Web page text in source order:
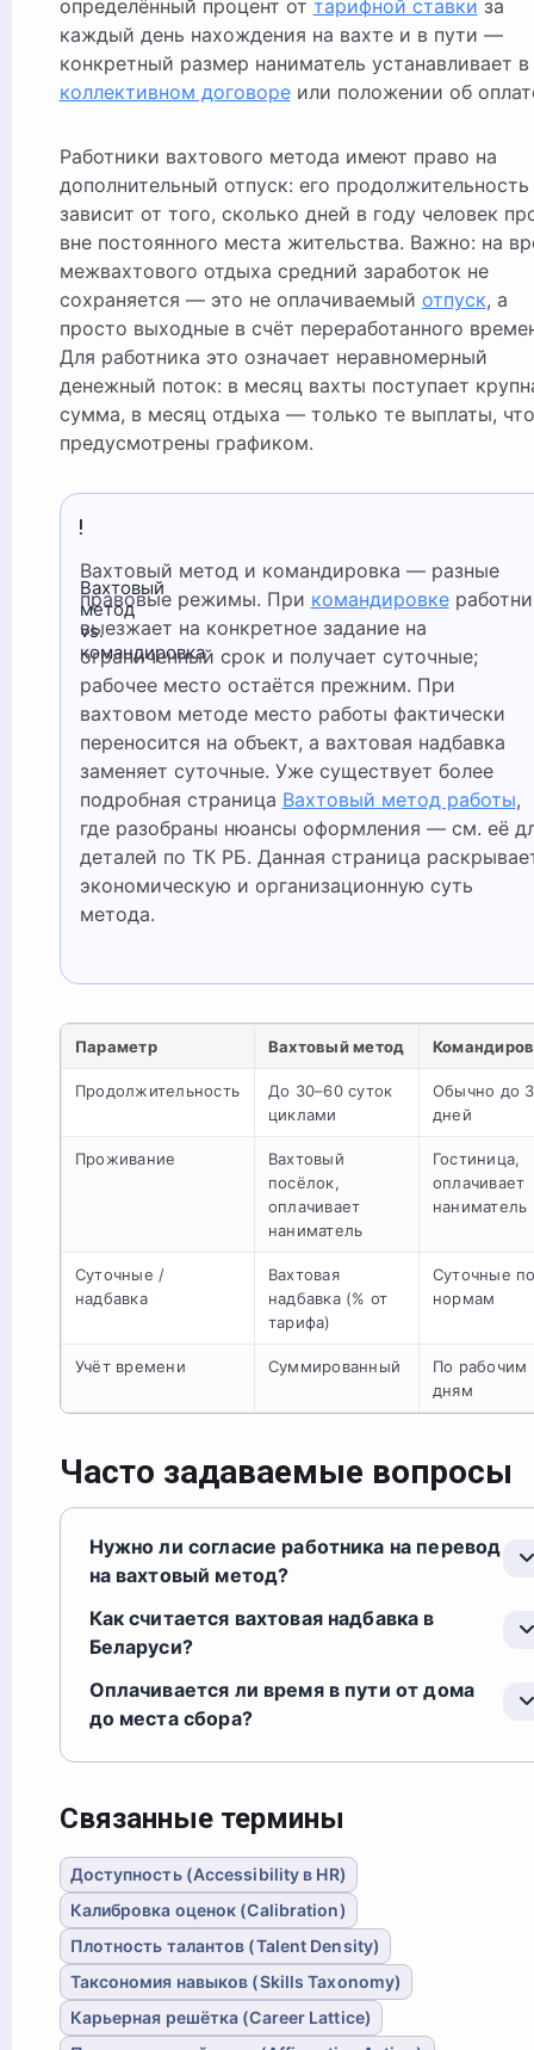
определённый процент от тарифной ставки за
каждый день нахождения на вахте и в пути —
конкретный размер наниматель устанавливает в
коллективном договореили положении об
Работники вахтового метода имеют право на
дополнительный отпуск: его продолжительность
зависит от того, сколько дней в году человек
вне постоянного места жительства. Важно: на
межвахтового отдыха средний заработок не
сохраняется — это не оплачиваемый отпуск, а
просто выходные в счёт переработанного
Для работника это означает неравномерный
денежный поток: в месяц вахты поступает
сумма, в месяц отдыха — только те выплаты, что
предусмотрены графиком.
Вахтовый
метод
vs.
командировка
Вахтовый метод и командировка — разные
правовые режимы. При командировке
выезжает на конкретное задание на
ограниченный срок и получает суточные;
рабочее место остаётся прежним. При
вахтовом методе место работы фактически
переносится на объект, а вахтовая надбавка
заменяет суточные. Уже существует более
подробная страница Вахтовый метод работы,
где разобраны нюансы оформления — см. её
деталей по ТК РБ. Данная страница
экономическую и организационную суть
метода.
Параметр Вахтовый метод
Продолжительность
До 30–60 суток
циклами
Обычно до
дней
Проживание
Вахтовый
посёлок,
оплачивает
наниматель
Гостиница,
оплачивает
наниматель
Суточные /
надбавка
Вахтовая
надбавка (% от
тарифа)
Суточные
нормам
Учёт времени Суммированный
По рабочим
дням
Часто задаваемые вопросы
Нужно ли согласие работника на перевод
на вахтовый метод?
Как считается вахтовая надбавка в
Беларуси?
Оплачивается ли время в пути от дома
до места сбора?
Связанные термины
Доступность (Accessibility в HR)
Калибровка оценок (Calibration)
Плотность талантов (Talent Density)
Таксономия навыков (Skills Taxonomy)
Карьерная решётка (Career Lattice)